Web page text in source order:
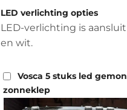
LED verlichting opties
LED-verlichting is
en wit.
Vosca 5 stuks led
zonneklep